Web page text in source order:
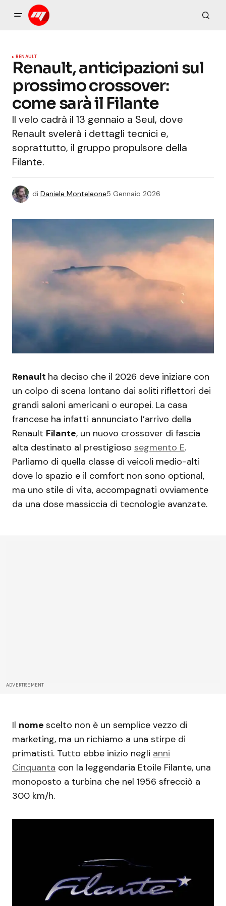
RENAULT
Renault, anticipazioni sul
prossimo crossover:
come sarà il Filante
Il velo cadrà il 13 gennaio a Seul, dove
Renault svelerà i dettagli tecnici e,
soprattutto, il gruppo propulsore della
Filante.
di Daniele Monteleone5 Gennaio 2026
Renault ha deciso che il 2026 deve iniziare con
un colpo di scena lontano dai soliti riflettori dei
grandi saloni americani o europei. La casa
francese ha infatti annunciato l’arrivo della
Renault Filante, un nuovo crossover di fascia
alta destinato al prestigioso segmento E.
Parliamo di quella classe di veicoli medio-alti
dove lo spazio e il comfort non sono optional,
ma uno stile di vita, accompagnati ovviamente
da una dose massiccia di tecnologie avanzate.
ADVERTISEMENT
Il nome scelto non è un semplice vezzo di
marketing, ma un richiamo a una stirpe di
primatisti. Tutto ebbe inizio negli anni
Cinquanta con la leggendaria Etoile Filante, una
monoposto a turbina che nel 1956 sfrecciò a
300 km/h.